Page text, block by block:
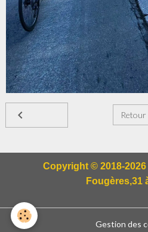
Retour
Copyright © 2018-
Fougères,31
Gestion des